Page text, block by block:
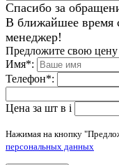
Спасибо за
В ближайшее время
менеджер!
Предложите свою цену
Имя*:
Телефон*:
Цена за шт в i
Нажимая на кнопку
персональных данных